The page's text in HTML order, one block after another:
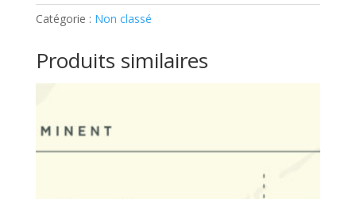
ENFANT
HARRY
POTTER:
Catégorie : Non classé
Produits similaires